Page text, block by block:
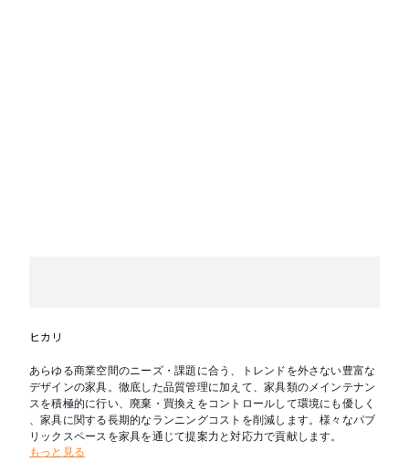
ヒカリ
あらゆる商業空間のニーズ・課題に合う、トレンドを外さない豊富な
デザインの家具。徹底した品質管理に加えて、家具類のメインテナン
スを積極的に行い、廃棄・買換えをコントロールして環境にも優しく
、家具に関する長期的なランニングコストを削減します。様々なパブ
リックスペースを家具を通じて提案力と対応力で貢献します。
もっと見る